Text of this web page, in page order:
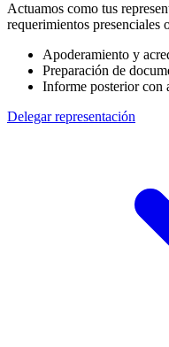
Actuamos como tus
requerimientos presenciales
Apoderamiento y
Preparación de
Informe posterior con
Delegar representación